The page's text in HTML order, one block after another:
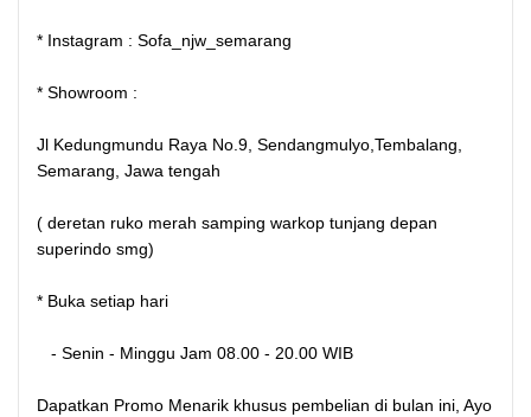
* Instagram : Sofa_njw_semarang
* Showroom :
Jl Kedungmundu Raya No.9, Sendangmulyo,Tembalang,
Semarang, Jawa tengah
( deretan ruko merah samping warkop tunjang depan
superindo smg)
* Buka setiap hari
- Senin - Minggu Jam 08.00 - 20.00 WIB
Dapatkan Promo Menarik khusus pembelian di bulan ini, Ayo